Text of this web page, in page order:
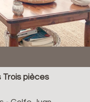
pièces